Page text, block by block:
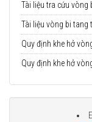
Tài liệu tra cứu vòng
Tài liệu vòng bi tang
Quy định khe hở
Quy định khe hở